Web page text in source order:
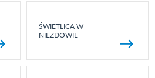
ŚWIETLICA W
NIEZDOWIE